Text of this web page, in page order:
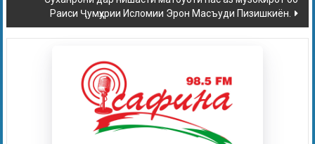
Раиси Ҷумҳурии Исломии Эрон Масъуди Пизишкиён.